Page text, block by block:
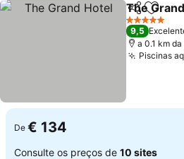
Partilhar
The
5 Estrelas
9,5
a 0.1 km da
Piscinas
De € 134
Consulte os preços de 10 sites